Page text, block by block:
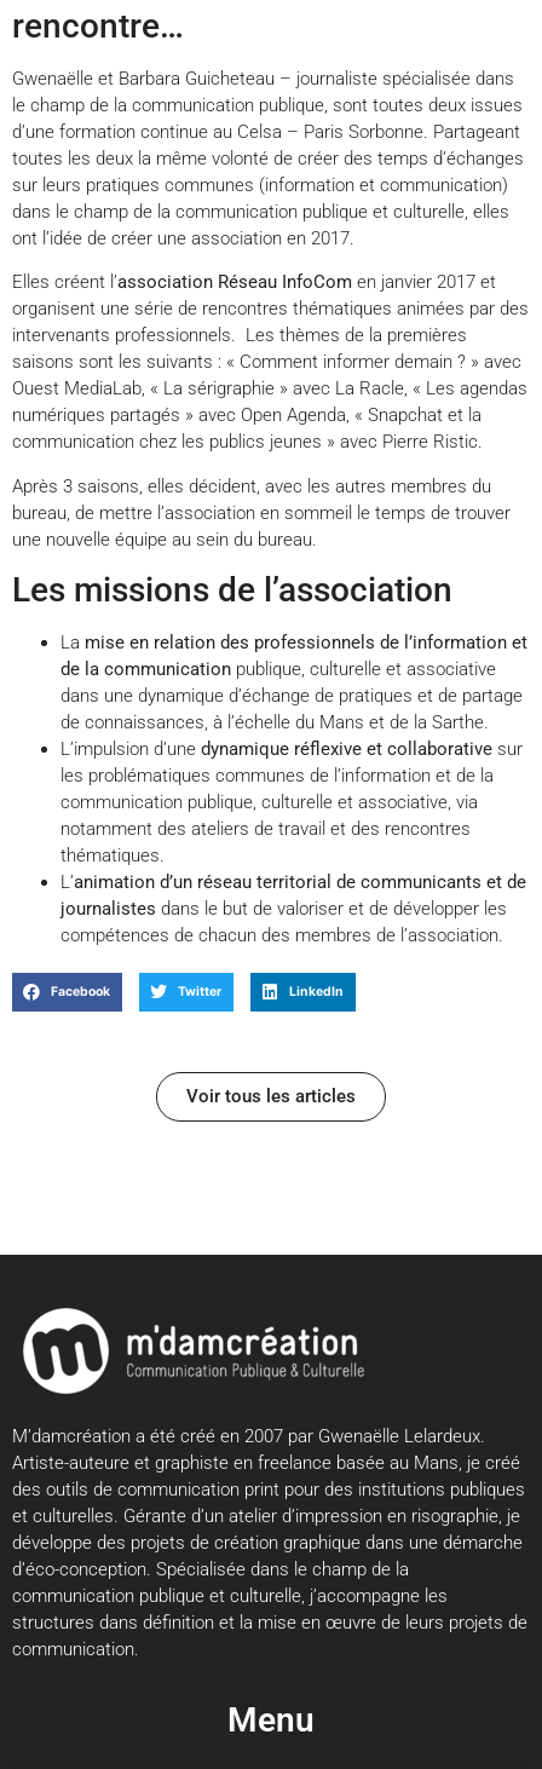
rencontre…
Gwenaëlle et Barbara Guicheteau – journaliste spécialisée dans
le champ de la communication publique, sont toutes deux issues
d’une formation continue au Celsa – Paris Sorbonne. Partageant
toutes les deux la même volonté de créer des temps d’échanges
sur leurs pratiques communes (information et communication)
dans le champ de la communication publique et culturelle, elles
ont l’idée de créer une association en 2017.
Elles créent l’association Réseau InfoCom en janvier 2017 et
organisent une série de rencontres thématiques animées par des
intervenants professionnels. Les thèmes de la premières
saisons sont les suivants : « Comment informer demain ? » avec
Ouest MediaLab, « La sérigraphie » avec La Racle, « Les agendas
numériques partagés » avec Open Agenda, « Snapchat et la
communication chez les publics jeunes » avec Pierre Ristic.
Après 3 saisons, elles décident, avec les autres membres du
bureau, de mettre l’association en sommeil le temps de trouver
une nouvelle équipe au sein du bureau.
Les missions de l’association
La mise en relation des professionnels de l’information et
de la communication publique, culturelle et associative
dans une dynamique d’échange de pratiques et de partage
de connaissances, à l’échelle du Mans et de la Sarthe.
L’impulsion d’une dynamique réflexive et collaborative sur
les problématiques communes de l’information et de la
communication publique, culturelle et associative, via
notamment des ateliers de travail et des rencontres
thématiques.
L’animation d’un réseau territorial de communicants et de
journalistes dans le but de valoriser et de développer les
compétences de chacun des membres de l’association.
Facebook Twitter LinkedIn
Voir tous les articles
M’damcréation a été créé en 2007 par Gwenaëlle Lelardeux.
Artiste-auteure et graphiste en freelance basée au Mans, je créé
des outils de communication print pour des institutions publiques
et culturelles. Gérante d’un atelier d’impression en risographie, je
développe des projets de création graphique dans une démarche
d’éco-conception. Spécialisée dans le champ de la
communication publique et culturelle, j’accompagne les
structures dans définition et la mise en œuvre de leurs projets de
communication.
Menu